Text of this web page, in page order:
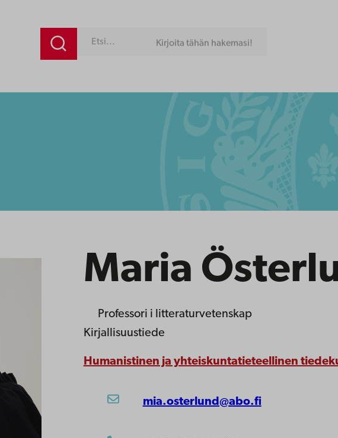
Kirjoita tähän hakemasi!
Maria
Professori i litteraturvetenskap
Kirjallisuustiede
Humanistinen ja yhteiskuntatieteellinen
mia.osterlund@abo.fi